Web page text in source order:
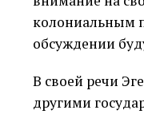
колониальным
обсуждении
В своей речи
другими